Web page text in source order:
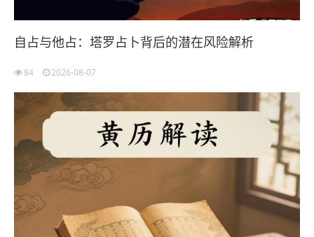
自占与他占：塔罗占卜背后的潜在风险解析
84 2026-08-07